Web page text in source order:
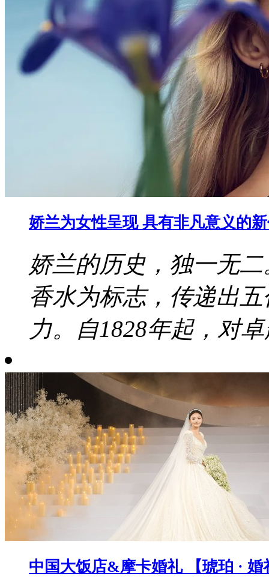
娇兰为女性呈现 具有非凡意义的
娇兰的历史，独一无
香水为标志，传递出
力。自1828年起，对
中国大饭店&摩卡婚礼 【琥珀 ·